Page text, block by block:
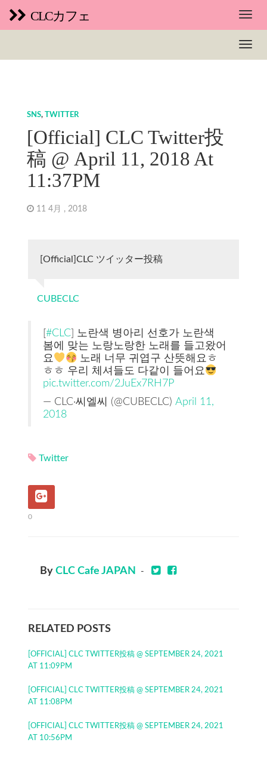
CLCカフェ
SNS, TWITTER
[Official] CLC Twitter投
稿 @ April 11, 2018 At
11:37PM
11 4月 , 2018
[Official]CLC ツイッター投稿
CUBECLC
#CLC] 노란색 병아리 선호가 노란색
봄에 맞는 노랑노랑한 노래를 들고왔어
요
노래 너무 귀엽구 산뜻해요ㅎ
ㅎㅎ 우리 체셔들도 다같이 들어요
pic.twitter.com/2JuEx7RH7P
— CLC·씨엘씨 (@CUBECLC) April 11,
2018
Twitter
0
By CLC Cafe JAPAN -
RELATED POSTS
[OFFICIAL] CLC TWITTER投稿 @ SEPTEMBER 24, 2021
AT 11:09PM
[OFFICIAL] CLC TWITTER投稿 @ SEPTEMBER 24, 2021
AT 11:08PM
[OFFICIAL] CLC TWITTER投稿 @ SEPTEMBER 24, 2021
AT 10:56PM